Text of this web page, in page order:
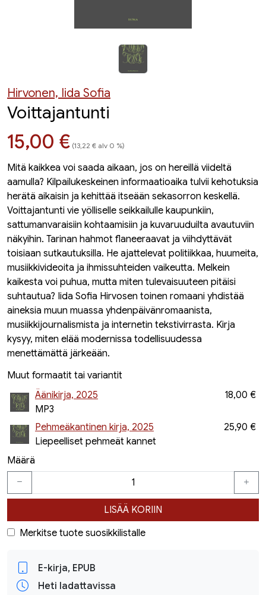
Hirvonen, Iida Sofia
Voittajantunti
Hinta nyt
15,00 € (13,22 € alv 0 %)
Mitä kaikkea voi saada aikaan, jos on hereillä viideltä
aamulla? Kilpailukeskeinen informaatioaika tulvii kehotuksia
herätä aikaisin ja kehittää itseään sekasorron keskellä.
Voittajantunti vie yölliselle seikkailulle kaupunkiin,
sattumanvaraisiin kohtaamisiin ja kuvaruuduilta avautuviin
näkyihin. Tarinan hahmot flaneeraavat ja viihdyttävät
toisiaan sutkautuksilla. He ajattelevat politiikkaa, huumeita,
musiikkivideoita ja ihmissuhteiden vaikeutta. Melkein
kaikesta voi puhua, mutta miten tulevaisuuteen pitäisi
suhtautua? Iida Sofia Hirvosen toinen romaani yhdistää
aineksia muun muassa yhdenpäivänromaanista,
musiikkijournalismista ja internetin tekstivirrasta. Kirja
kysyy, miten elää modernissa todellisuudessa
menettämättä järkeään.
Muut formaatit tai variantit
Äänikirja, 2025
MP3
18,00 €
Pehmeäkantinen kirja, 2025
Liepeelliset pehmeät kannet
25,90 €
Määrä
LISÄÄ KORIIN
Merkitse tuote suosikkilistalle
E-kirja, EPUB
Heti ladattavissa